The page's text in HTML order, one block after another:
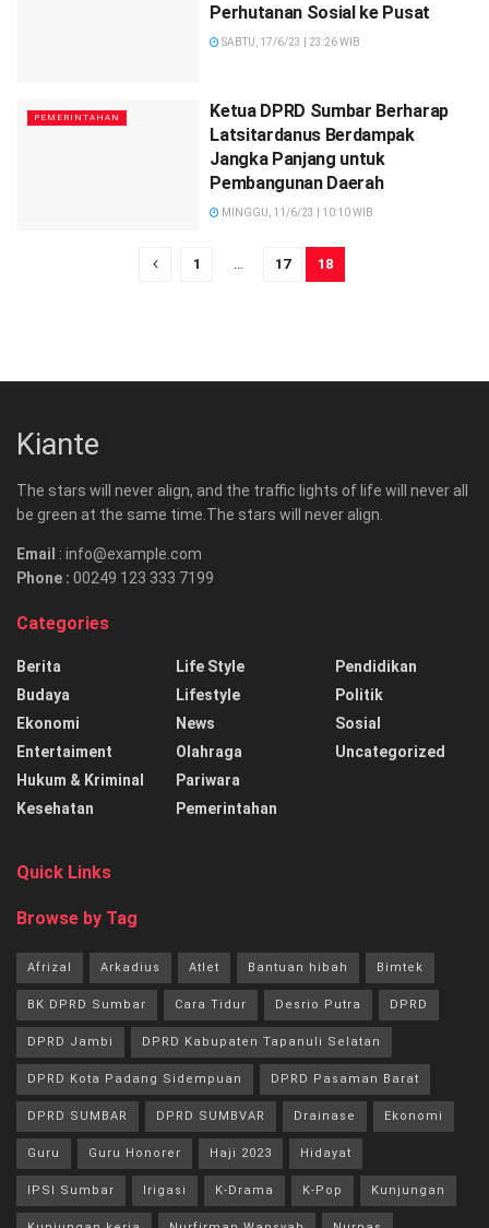
Perhutanan Sosial ke Pusat
SABTU, 17/6/23 | 23:26 WIB
PEMERINTAHAN
Ketua DPRD Sumbar Berharap
Latsitardanus Berdampak
Jangka Panjang untuk
Pembangunan Daerah
MINGGU, 11/6/23 | 10:10 WIB
1 17 18
Kiante
The stars will never align, and the traffic lights of life will never all
be green at the same time.The stars will never align.
Email : info@example.com
Phone : 00249 123 333 7199
Categories
Berita
Budaya
Ekonomi
Entertaiment
Hukum & Kriminal
Kesehatan
Life Style
Lifestyle
News
Olahraga
Pariwara
Pemerintahan
Pendidikan
Politik
Sosial
Uncategorized
Quick Links
Browse by Tag
Afrizal Arkadius Atlet Bantuan hibah Bimtek
BK DPRD Sumbar Cara Tidur Desrio Putra DPRD
DPRD Jambi DPRD Kabupaten Tapanuli Selatan
DPRD Kota Padang Sidempuan DPRD Pasaman Barat
DPRD SUMBAR DPRD SUMBVAR Drainase Ekonomi
Guru Guru Honorer Haji 2023 Hidayat
IPSI Sumbar Irigasi K-Drama K-Pop Kunjungan